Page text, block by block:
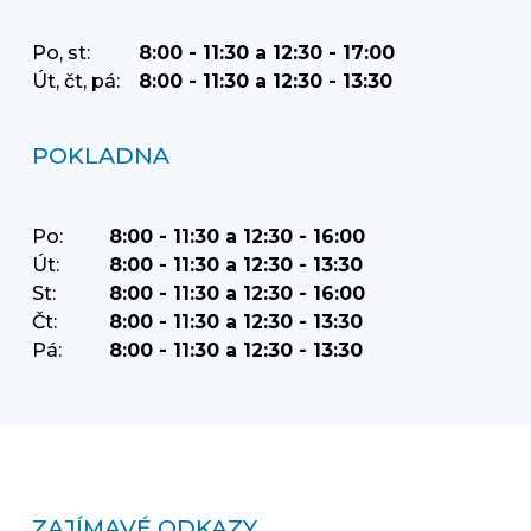
Po, st:
8:00 - 11:30 a 12:30 - 17:00
Út, čt, pá:
8:00 - 11:30 a 12:30 - 13:30
POKLADNA
Po:
8:00 - 11:30 a 12:30 - 16:00
Út:
8:00 - 11:30 a 12:30 - 13:30
St:
8:00 - 11:30 a 12:30 - 16:00
Čt:
8:00 - 11:30 a 12:30 - 13:30
Pá:
8:00 - 11:30 a 12:30 - 13:30